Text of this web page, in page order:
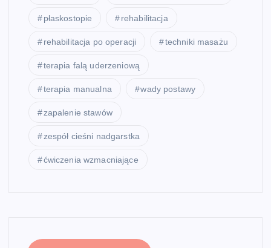
płaskostopie rehabilitacja
rehabilitacja po operacji techniki masażu
terapia falą uderzeniową
terapia manualna wady postawy
zapalenie stawów
zespół cieśni nadgarstka
ćwiczenia wzmacniające